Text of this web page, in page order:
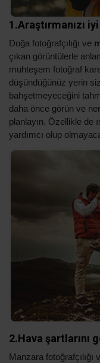
1.Araştırmanızı iyi
Doğa fotoğrafçılığı ve
çıkan görüntülerle
muhteşem fotoğraf
düşündüğünüz yerin
bahşetmeyeceğini
daha önce görün ve
planlayın. Özellikle de
yardımcı olup
2.Hava şartlarını
Manzara fotoğrafçılığı